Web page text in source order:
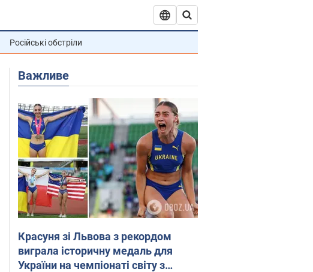
Російські обстріли
Важливе
Красуня зі Львова з рекордом
виграла історичну медаль для
України на чемпіонаті світу з